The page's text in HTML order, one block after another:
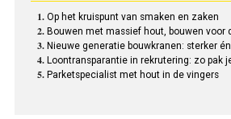
Op het kruispunt van smaken en zaken
Bouwen met massief hout, bouwen voor
Nieuwe generatie bouwkranen: sterker
Loontransparantie in rekrutering: zo pak
Parketspecialist met hout in de vingers